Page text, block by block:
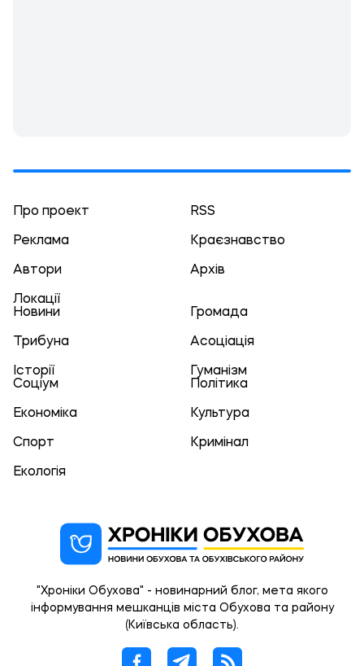
Про проект RSS
Реклама Краєзнавство
Автори Архів
Локації
Новини
Громада
Трибуна Асоціація
Історії
Гуманізм
Соціум
Політика
Економіка Культура
Спорт Кримінал
Екологія
"Хроніки Обухова" - новинарний блог, мета якого
інформування мешканців міста Обухова та району
(Київська область).